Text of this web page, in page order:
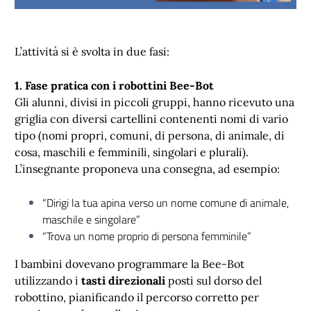
L’attività si è svolta in due fasi:
1. Fase pratica con i robottini Bee-Bot
Gli alunni, divisi in piccoli gruppi, hanno ricevuto una
griglia con diversi cartellini contenenti nomi di vario
tipo (nomi propri, comuni, di persona, di animale, di
cosa, maschili e femminili, singolari e plurali).
L’insegnante proponeva una consegna, ad esempio:
“Dirigi la tua apina verso un nome comune di animale,
maschile e singolare”
“Trova un nome proprio di persona femminile”
I bambini dovevano programmare la Bee-Bot
utilizzando i tasti direzionali posti sul dorso del
robottino, pianificando il percorso corretto per